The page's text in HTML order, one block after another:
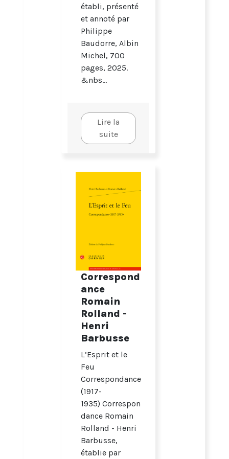
établi, présenté
et annoté par
Philippe
Baudorre, Albin
Michel, 700
pages, 2025.
&nbs...
Lire la
suite
Correspond
ance
Romain
Rolland -
Henri
Barbusse
L’Esprit et le
Feu
Correspondance
(1917-
1935) Correspon
dance Romain
Rolland - Henri
Barbusse,
établie par